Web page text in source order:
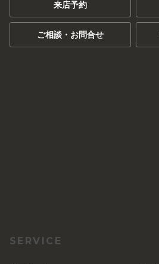
来店予約
ご相談・お問合せ
SERVICE